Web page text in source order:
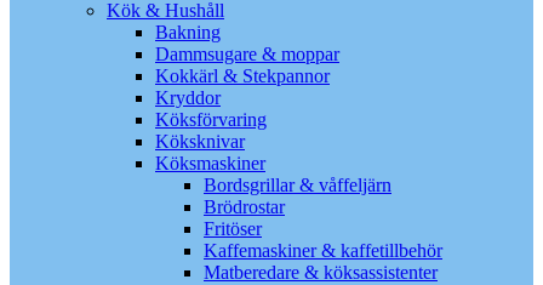
Kök & Hushåll
Bakning
Dammsugare & moppar
Kokkärl & Stekpannor
Kryddor
Köksförvaring
Köksknivar
Köksmaskiner
Bordsgrillar & våffeljärn
Brödrostar
Fritöser
Kaffemaskiner & kaffetillbehör
Matberedare & köksassistenter